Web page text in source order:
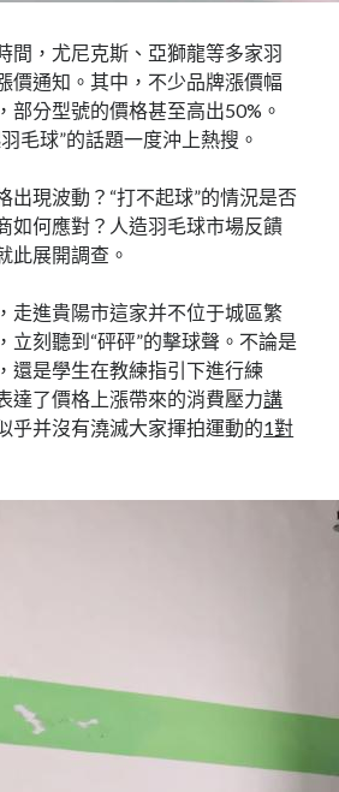
間，尤尼克斯、亞獅龍等多家羽
價通知。其中，不少品牌漲價幅
部分型號的價格甚至高出50%。
毛球”的話題一度沖上熱搜。
出現波動？“打不起球”的情況是否
如何應對？人造羽毛球市場反饋
此展開調查。
走進貴陽市這家并不位于城區繁
立刻聽到“砰砰”的擊球聲。不論是
還是學生在教練指引下進行練
達了價格上漲帶來的消費壓力講
乎并沒有澆滅大家揮拍運動的1對